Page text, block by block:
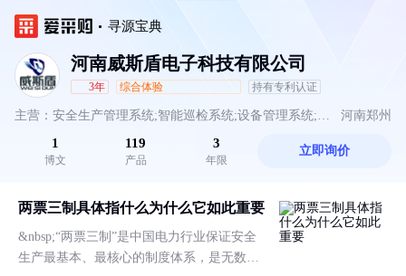
寻源宝典
河南威斯盾电子科技有限公司
3年 综合体验 持有专利认证
河南郑州
主营：安全生产管理系统;智能巡检系统;设备管理系统;设
备全生命周期管理
1
博文
119
产品
3
年限
立即询价
两票三制具体指什么为什么它如此重要
&nbsp;“两票三制”是中国电力行业保证安全
生产最基本、最核心的制度体系，是无数血